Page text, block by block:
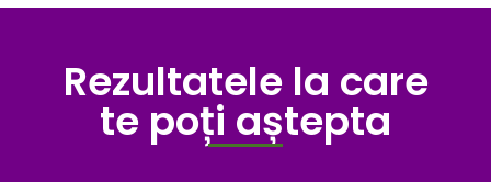
Rezultatele la care
te poți aștepta